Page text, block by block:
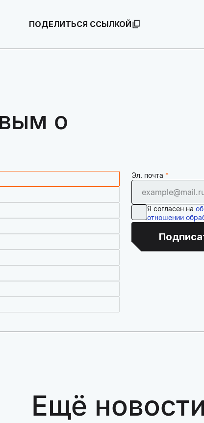
ПОДЕЛИТЬСЯ ССЫЛКОЙ
о
Эл. почта
Я согласен на
отношении
Ещё новости